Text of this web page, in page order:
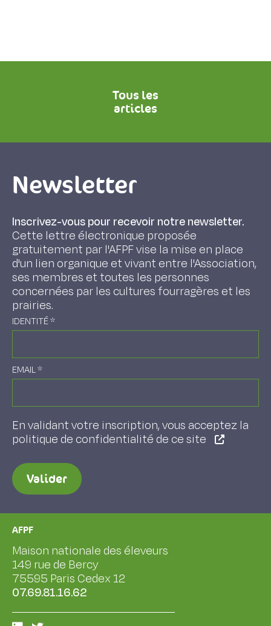
Tous les
articles
Newsletter
Inscrivez-vous pour recevoir notre newsletter.
Cette lettre électronique proposée
gratuitement par l'AFPF vise la mise en place
d'un lien organique et vivant entre l'Association,
ses membres et toutes les personnes
concernées par les cultures fourragères et les
prairies.
IDENTITÉ*
EMAIL*
En validant votre inscription, vous acceptez la
politique de confidentialité de ce site
Valider
AFPF
Maison nationale des éleveurs
149 rue de Bercy
75595 Paris Cedex 12
07.69.81.16.62